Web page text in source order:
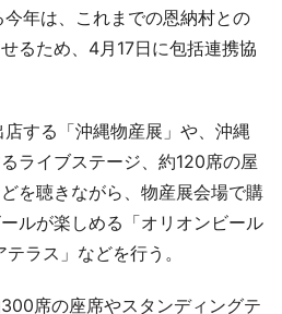
年は、これまでの恩納村との
るため、4月17日に包括連携協
する「沖縄物産展」や、沖縄
ライブステージ、約120席の屋
を聴きながら、物産展会場で購
ルが楽しめる「オリオンビール
ラス」などを行う。
席の座席やスタンディングテ